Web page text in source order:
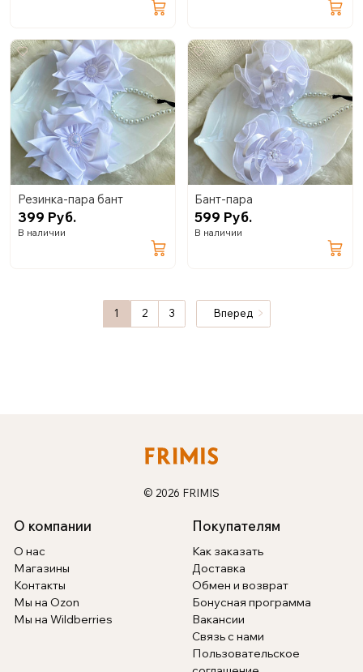
Резинка-пара бант
399 Руб.
В наличии
Бант-пара
599 Руб.
В наличии
1 2 3 Вперед
© 2026 FRIMIS
О компании
О нас
Магазины
Контакты
Мы на Ozon
Мы на Wildberries
Покупателям
Как заказать
Доставка
Обмен и возврат
Бонусная программа
Вакансии
Связь с нами
Пользовательское